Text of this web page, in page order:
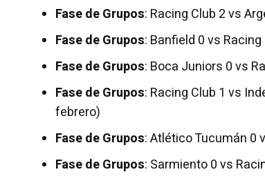
Fase de Grupos: Racing Club 2 vs
Fase de Grupos: Banfield 0 vs
Fase de Grupos: Boca Juniors 0 vs
Fase de Grupos: Racing Club 1 vs
febrero)
Fase de Grupos: Atlético Tucumán 0
Fase de Grupos: Sarmiento 0 vs